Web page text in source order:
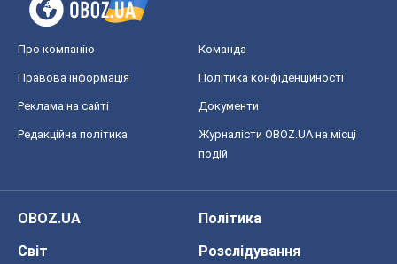
Про компанію Команда
Правова інформація Політика конфіденційності
Реклама на сайті Документи
Редакційна політика
Журналісти OBOZ.UA на місці
подій
OBOZ.UA
Політика
Світ
Розслідування